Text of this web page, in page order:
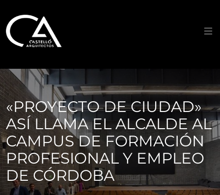
contenido
«PROYECTO DE CIUDAD»
ASÍ LLAMA EL ALCALDE AL
CAMPUS DE FORMACIÓN
PROFESIONAL Y EMPLEO
DE CÓRDOBA